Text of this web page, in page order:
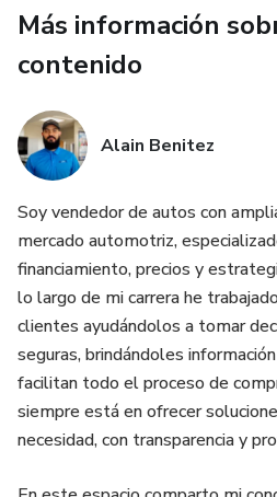
en cada interacción. Esta base
reaccionar mejor, hacer las
La parte central del ebook aborda
comunes que aparecen en el día
el precio, dudas sobre el
comparaciones con otras
consultar con terceros y
verdadera objeción detrás. En
significa realmente esa
forma estratégica para
Incluye ejemplos prácticos,
estructuras conversacionales
duda en confianza, y la
concreta de venta. El objetivo no
Más información
contenido
Alain Benitez
Soy vendedor de autos con
mercado automotriz,
financiamiento, precios y
lo largo de mi carrera he
clientes ayudándolos a tomar
seguras, brindándoles
facilitan todo el proceso de
siempre está en ofrecer
necesidad, con transparencia y